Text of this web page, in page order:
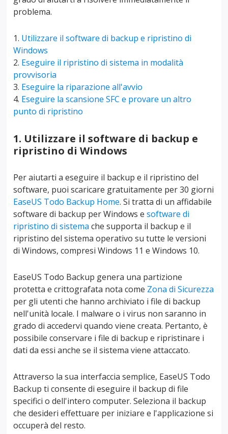
problema.
Utilizzare il software di backup e ripristino di
Windows
Eseguire il ripristino di sistema in modalità
provvisoria
Eseguire la riparazione all'avvio
Eseguire la scansione SFC e provare un altro
punto di ripristino
1. Utilizzare il software di backup e
ripristino di Windows
Per aiutarti a eseguire il backup e il ripristino del
software, puoi scaricare gratuitamente per 30 giorni
EaseUS Todo Backup Home. Si tratta di un affidabile
software di backup per Windows esoftware di
ripristino di sistema che supporta il backup e il
ripristino del sistema operativo su tutte le versioni
di Windows, compresi Windows 11 e Windows 10.
EaseUS Todo Backup genera una partizione
protetta e crittografata nota come Zona di Sicurezza
per gli utenti che hanno archiviato i file di backup
nell'unità locale. I malware o i virus non saranno in
grado di accedervi quando viene creata. Pertanto, è
possibile conservare i file di backup e ripristinare i
dati da essi anche se il sistema viene attaccato.
Attraverso la sua interfaccia semplice, EaseUS Todo
Backup ti consente di eseguire il backup di file
specifici o dell'intero computer. Seleziona il backup
che desideri effettuare per iniziare e l'applicazione si
occuperà del resto.